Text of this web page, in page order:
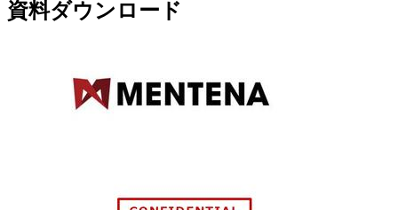
資料ダウンロード